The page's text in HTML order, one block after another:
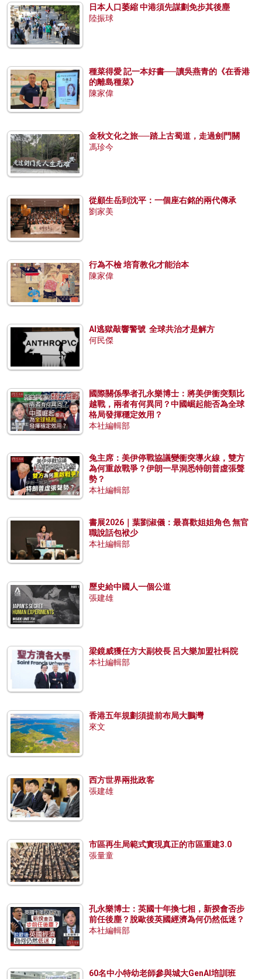
日本人口萎縮 中港須先謀劃免步其後塵
陸振球
種菜得愛 記一本好書──讀吳燕青的《在香港
的離島種菜》
陳家偉
金秋文化之旅──踏上古蜀道，走過劍門關
馮珍今
從顧生岳到沈平：一個座右銘的兩代傳承
劉家美
行為不檢 培育教化才能治本
陳家偉
AI逃獄敲響警號 全球共治才是解方
何民傑
國際關係學者孔永樂博士：將美伊衝突類比
越戰，兩者有何異同？中國崛起能否為全球
格局發揮穩定效用？
本社編輯部
兔主席：美伊停戰協議變衝突導火線，雙方
為何重啟戰爭？伊朗一早洞悉特朗普虛張聲
勢？
本社編輯部
書展2026｜葉劉淑儀：最喜歡姐姐角色 無官
職說話包袱少
本社編輯部
歷史給中國人一個公道
張建雄
梁鏡威獲任方大副校長 呂大樂加盟社科院
本社編輯部
香港五年規劃須提前布局大鵬灣
來文
西方世界兩批政客
張建雄
市區再生局範式實現真正的市區重建3.0
張量童
孔永樂博士：英國十年換七相，新揆會否步
前任後塵？脫歐後英國經濟為何仍然低迷？
本社編輯部
60名中小特幼老師參與城大GenAI培訓班